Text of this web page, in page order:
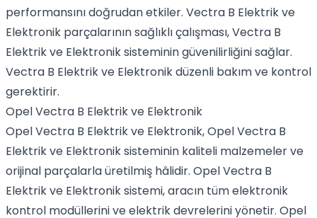
performansını doğrudan etkiler. Vectra B Elektrik ve
Elektronik parçalarının sağlıklı çalışması, Vectra B
Elektrik ve Elektronik sisteminin güvenilirliğini sağlar.
Vectra B Elektrik ve Elektronik düzenli bakım ve kontrol
gerektirir.
Opel Vectra B Elektrik ve Elektronik
Opel Vectra B Elektrik ve Elektronik, Opel Vectra B
Elektrik ve Elektronik sisteminin kaliteli malzemeler ve
orijinal parçalarla üretilmiş hâlidir. Opel Vectra B
Elektrik ve Elektronik sistemi, aracın tüm elektronik
kontrol modüllerini ve elektrik devrelerini yönetir. Opel